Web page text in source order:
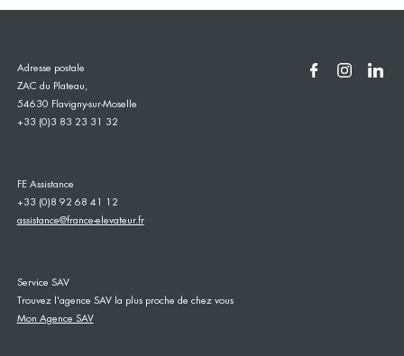
Adresse postale
ZAC du Plateau,
54630 Flavigny-sur-Moselle
+33 (0)3 83 23 31 32
FE Assistance
+33 (0)8 92 68 41 12
assistance@france-elevateur.fr
Service SAV
Trouvez l'agence SAV la plus proche de chez vous
Mon Agence SAV